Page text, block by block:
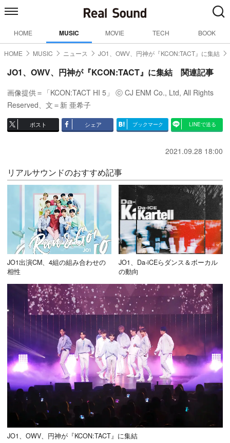
HOME MUSIC MOVIE TECH BOOK
HOME MUSIC ニュース JO1、OWV、円神が『KCON:TACT』に集結
JO1、OWV、円神が『KCON:TACT』に集結 関連記事
画像提供＝「KCON:TACT HI 5」 ⓒ CJ ENM Co., Ltd, All Rights
Reserved、文＝新 亜希子
ポスト シェア ブックマーク LINEで送る
2021.09.28 18:00
リアルサウンドのおすすめ記事
JO1出演CM、4組の組み合わせの
相性
JO1、Da-iCEらダンス＆ボーカル
の動向
JO1、OWV、円神が『KCON:TACT』に集結